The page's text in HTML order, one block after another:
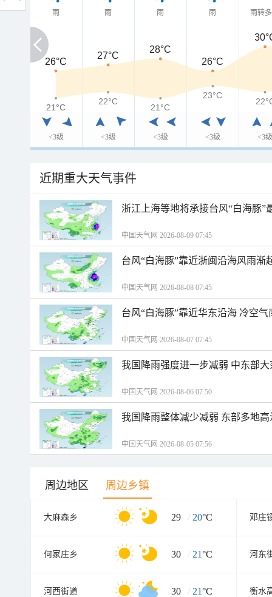
雨
<3级
雨
<3级
雨
<3级
雨
<3级
雨转
<3级
26°C
26°C
27°C
28°C
26°C
21°C
21°C
22°C
21°C
23°C
近期重大天气事件
浙江上海等地将承接台风“白海豚”
中国天气网 2026-08-09 07:45
台风“白海豚”靠近浙闽沿海风雨渐
中国天气网 2026-08-08 07:45
台风“白海豚”靠近华东沿海 冷空
中国天气网 2026-08-07 07:45
我国降雨强度进一步减弱 中东部
中国天气网 2026-08-06 07:50
我国降雨整体减少减弱 东部多地
中国天气网 2026-08-05 07:56
周边地区 周边乡镇
大麻森乡 29 / 20°C 邓庄
何家庄乡 30 / 21°C 河东
河西街道 30 / 21°C